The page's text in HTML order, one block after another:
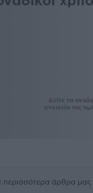
περισσότερα άρθρα μας